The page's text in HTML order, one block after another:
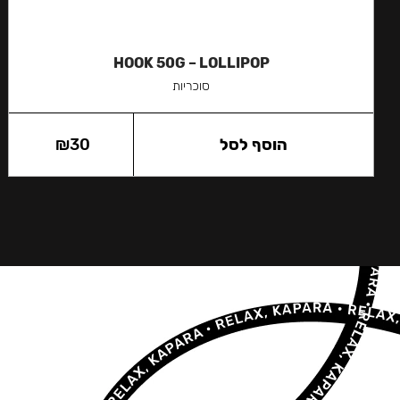
HOOK 50G – LOLLIPOP
סוכריות
₪30 הוסף לסל